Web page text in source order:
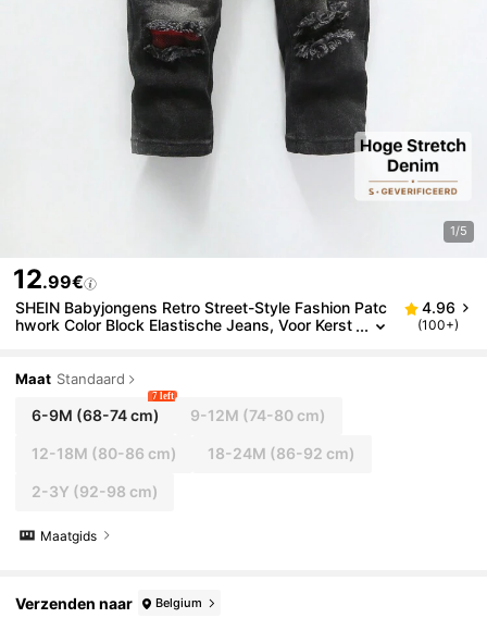
1/5
12.99€
SHEIN Babyjongens Retro Street-Style Fashion Patc
hwork Color Block Elastische Jeans, Voor Kerst
4.96
(100+)
Maat Standaard
6-9M (68-74 cm)
7 left
9-12M (74-80 cm)
12-18M (80-86 cm) 18-24M (86-92 cm)
2-3Y (92-98 cm)
Maatgids
Verzenden naar Belgium